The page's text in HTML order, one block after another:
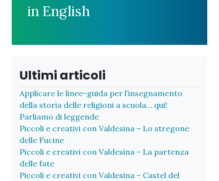
in English
Ultimi articoli
Applicare le linee-guida per l’insegnamento
della storia delle religioni a scuola… qui!
Parliamo di leggende
Piccoli e creativi con Valdesina – Lo stregone
delle Fucine
Piccoli e creativi con Valdesina – La partenza
delle fate
Piccoli e creativi con Valdesina – Castel del